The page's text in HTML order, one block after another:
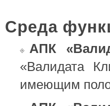
Среда
АПК
«Валидата
имеющим